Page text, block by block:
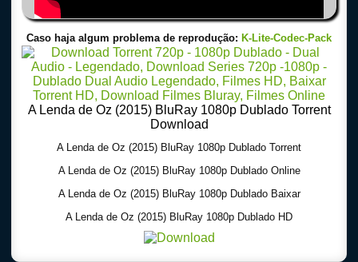
Caso haja algum problema de reprodução: K-Lite-Codec-Pack
A Lenda de Oz (2015) BluRay 1080p Dublado Torrent
Download
A Lenda de Oz (2015) BluRay 1080p Dublado Torrent
A Lenda de Oz (2015) BluRay 1080p Dublado Online
A Lenda de Oz (2015) BluRay 1080p Dublado Baixar
A Lenda de Oz (2015) BluRay 1080p Dublado HD